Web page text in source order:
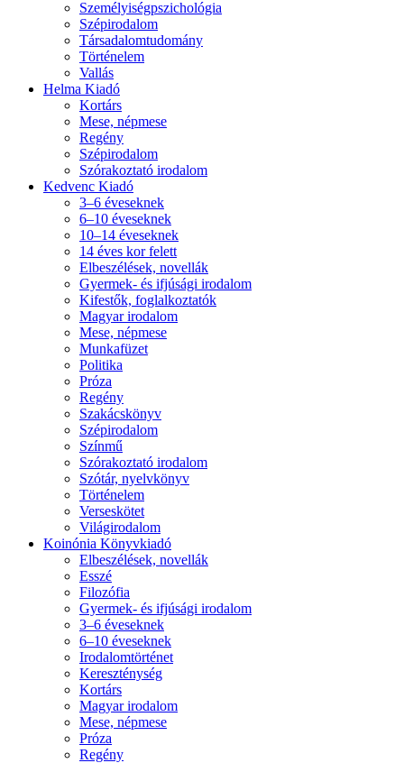
Személyiségpszichológia
Szépirodalom
Társadalomtudomány
Történelem
Vallás
Helma Kiadó
Kortárs
Mese, népmese
Regény
Szépirodalom
Szórakoztató irodalom
Kedvenc Kiadó
3–6 éveseknek
6–10 éveseknek
10–14 éveseknek
14 éves kor felett
Elbeszélések, novellák
Gyermek- és ifjúsági irodalom
Kifestők, foglalkoztatók
Magyar irodalom
Mese, népmese
Munkafüzet
Politika
Próza
Regény
Szakácskönyv
Szépirodalom
Színmű
Szórakoztató irodalom
Szótár, nyelvkönyv
Történelem
Verseskötet
Világirodalom
Koinónia Könyvkiadó
Elbeszélések, novellák
Esszé
Filozófia
Gyermek- és ifjúsági irodalom
3–6 éveseknek
6–10 éveseknek
Irodalomtörténet
Kereszténység
Kortárs
Magyar irodalom
Mese, népmese
Próza
Regény